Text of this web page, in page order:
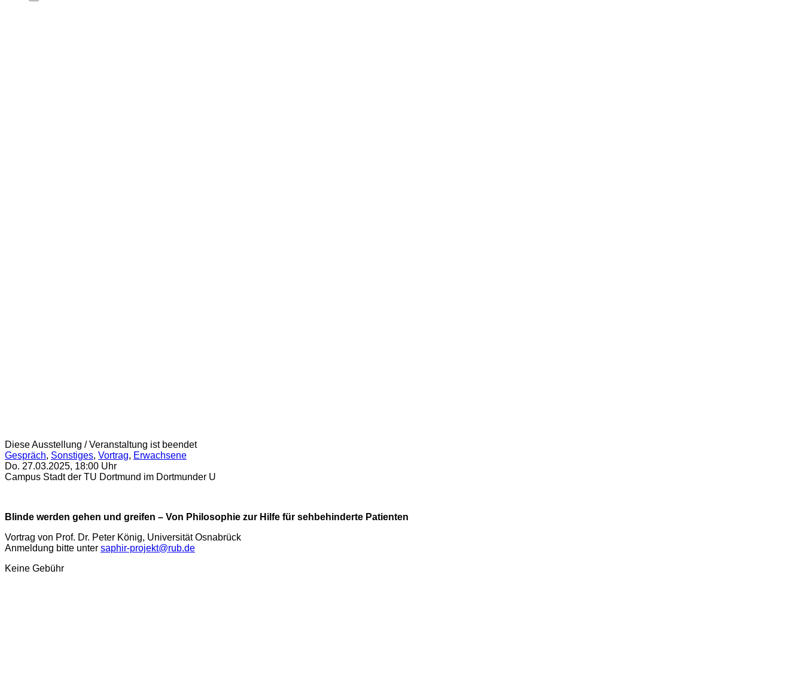
Diese Ausstellung / Veranstaltung ist beendet
Gespräch, Sonstiges, Vortrag, Erwachsene
Do. 27.03.2025, 18:00 Uhr
Campus Stadt der TU Dortmund im Dortmunder U
Blinde werden gehen und greifen – Von Philosophie zur Hilfe für sehbehinderte Patienten
Vortrag von Prof. Dr. Peter König, Universität Osnabrück
Anmeldung bitte unter saphir-projekt@rub.de
Keine Gebühr